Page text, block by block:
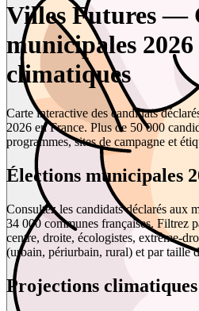
Villes Futures —
municipales
climatiques
Carte interactive des candidats
2026 en France. Plus de 50 000
programmes, sites de campagne et
Élections municipales
Consultez les candidats déclarés aux
34 000 communes françaises. Filtrez
centre, droite, écologistes, extrême-
(urbain, périurbain, rural) et par taille
Projections